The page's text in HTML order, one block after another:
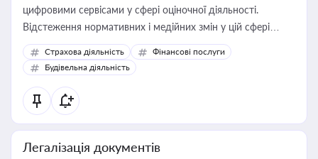
цифровими сервісами у сфері оціночної діяльності.
Відстеження нормативних і медійних змін у цій сфері
корисне для власника бізнесу, керівника, юриста або
бухгалтера під час оподаткування, приватизації, оренди
державного майна, корпоративних угод і перевірки
статусу суб'єктів оціночної діяльності
Страхова діяльність
Фінансові послуги
Будівельна діяльність
Легалізація документів